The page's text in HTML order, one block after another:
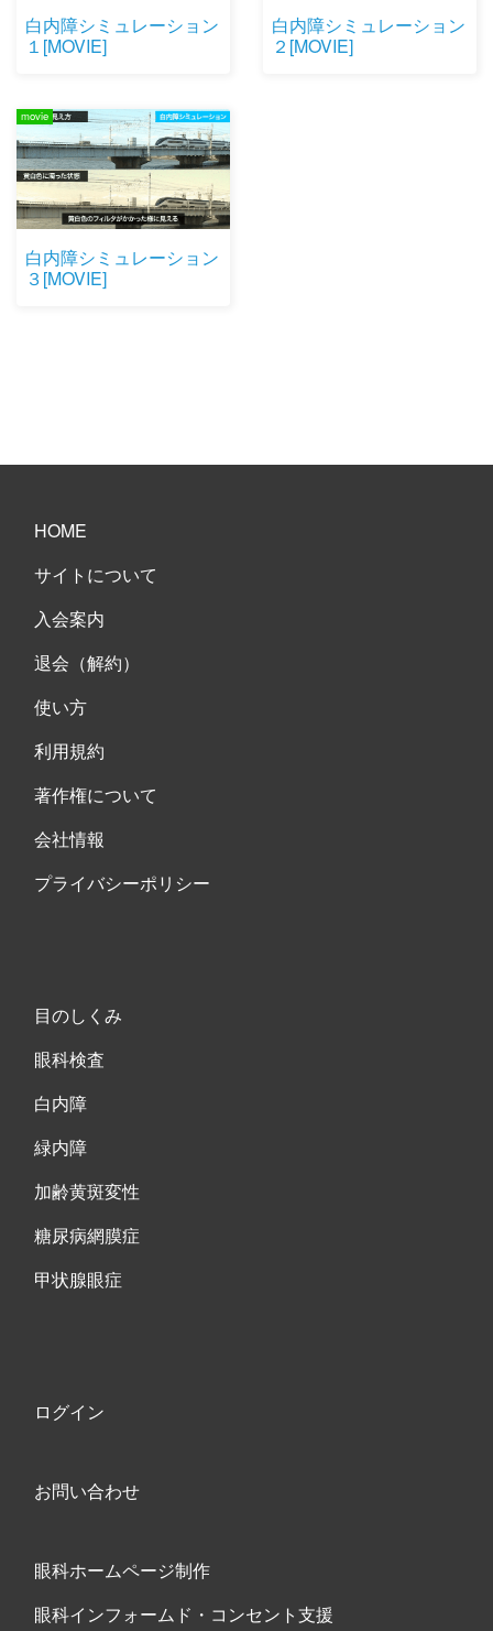
白内障シミュレーション
１[MOVIE]
白内障シミュレーション
２[MOVIE]
movie
白内障シミュレーション
３[MOVIE]
HOME
サイトについて
入会案内
退会（解約）
使い方
利用規約
著作権について
会社情報
プライバシーポリシー
目のしくみ
眼科検査
白内障
緑内障
加齢黄斑変性
糖尿病網膜症
甲状腺眼症
ログイン
お問い合わせ
眼科ホームページ制作
眼科インフォームド・コンセント支援